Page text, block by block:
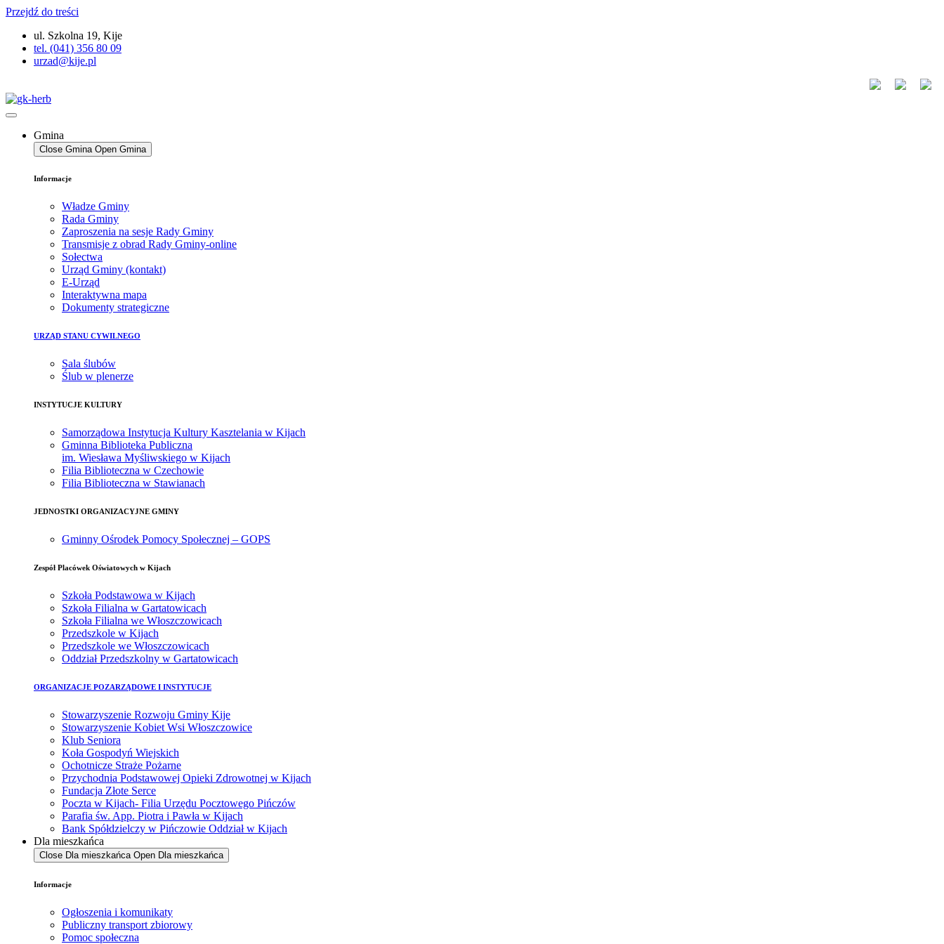
Przejdź do treści
ul. Szkolna 19, Kije
tel. (041) 356 80 09
urzad@kije.pl
Gmina
Close Gmina Open Gmina
Informacje
Władze Gminy
Rada Gminy
Zaproszenia na sesje Rady Gminy
Transmisje z obrad Rady Gminy-online
Sołectwa
Urząd Gminy (kontakt)
E-Urząd
Interaktywna mapa
Dokumenty strategiczne
URZĄD STANU CYWILNEGO
Sala ślubów
Ślub w plenerze
INSTYTUCJE KULTURY
Samorządowa Instytucja Kultury Kasztelania w Kijach
Gminna Biblioteka Publiczna
im. Wiesława Myśliwskiego w Kijach
Filia Biblioteczna w Czechowie
Filia Biblioteczna w Stawianach
JEDNOSTKI ORGANIZACYJNE GMINY
Gminny Ośrodek Pomocy Społecznej – GOPS
Zespół Placówek Oświatowych w Kijach
Szkoła Podstawowa w Kijach
Szkoła Filialna w Gartatowicach
Szkoła Filialna we Włoszczowicach
Przedszkole w Kijach
Przedszkole we Włoszczowicach
Oddział Przedszkolny w Gartatowicach
ORGANIZACJE POZARZĄDOWE I INSTYTUCJE
Stowarzyszenie Rozwoju Gminy Kije
Stowarzyszenie Kobiet Wsi Włoszczowice
Klub Seniora
Koła Gospodyń Wiejskich
Ochotnicze Straże Pożarne
Przychodnia Podstawowej Opieki Zdrowotnej w Kijach
Fundacja Złote Serce
Poczta w Kijach- Filia Urzędu Pocztowego Pińczów
Parafia św. App. Piotra i Pawła w Kijach
Bank Spółdzielczy w Pińczowie Oddział w Kijach
Dla mieszkańca
Close Dla mieszkańca Open Dla mieszkańca
Informacje
Ogłoszenia i komunikaty
Publiczny transport zbiorowy
Pomoc społeczna